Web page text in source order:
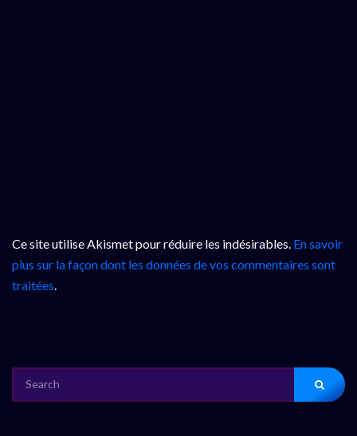
Ce site utilise Akismet pour réduire les indésirables. En savoir
plus sur la façon dont les données de vos commentaires sont
traitées.
FOR: